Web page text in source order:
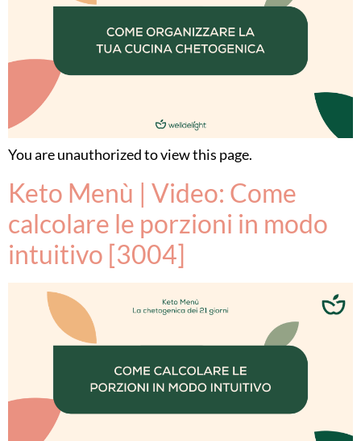
You are unauthorized to view this page.
Keto Menù | Video: Come
calcolare le porzioni in modo
intuitivo [3004]